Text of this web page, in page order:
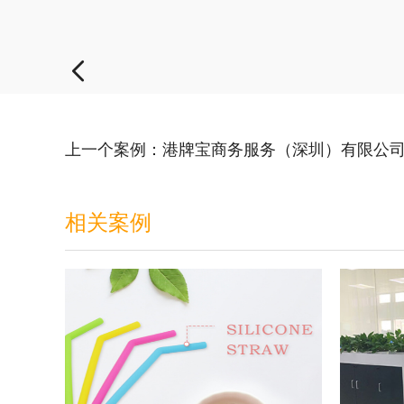
上一个案例：港牌宝商务服务（深圳）有限公
相关案例